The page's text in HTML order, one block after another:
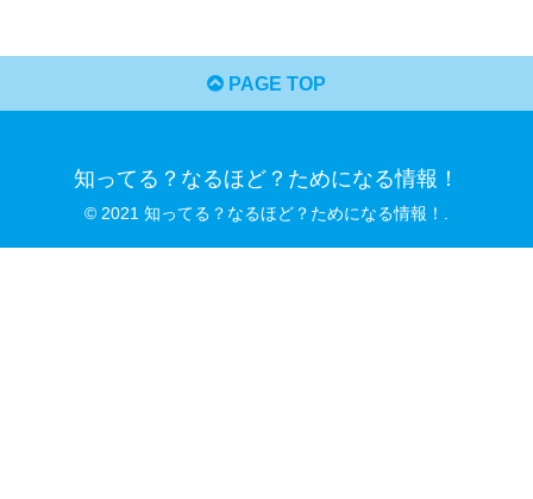
PAGE TOP
知ってる？なるほど？ためになる情報！
© 2021 知ってる？なるほど？ためになる情報！.